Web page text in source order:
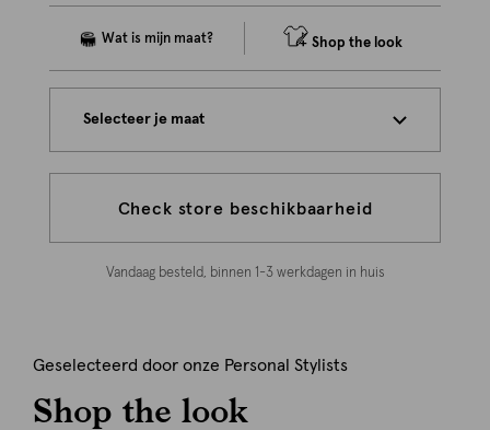
Shop the look
Selecteer je maat
Check store beschikbaarheid
Vandaag besteld, binnen 1-3 werkdagen in huis
Geselecteerd door onze Personal Stylists
Shop the look